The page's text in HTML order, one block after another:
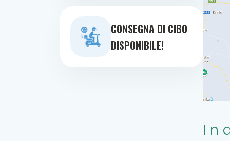
CONSEGNA DI CIBO
DISPONIBILE!